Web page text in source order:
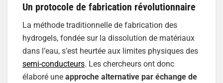
Un protocole de fabrication révolutionnaire
La méthode traditionnelle de fabrication des
hydrogels, fondée sur la dissolution de matériaux
dans l’eau, s’est heurtée aux limites physiques des
semi-conducteurs. Les chercheurs ont donc
élaboré une approche alternative par échange de